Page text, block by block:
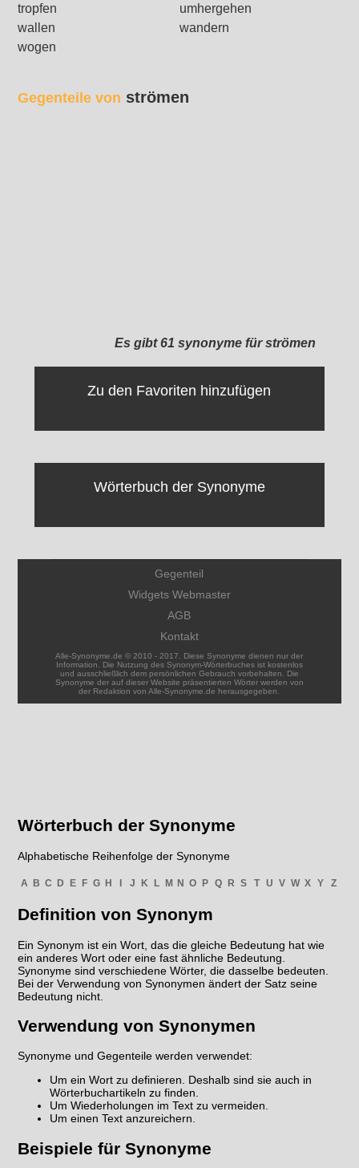
tropfen
umhergehen
wallen
wandern
wogen
Gegenteile von strömen
Es gibt 61 synonyme für strömen
Zu den Favoriten hinzufügen
Wörterbuch der Synonyme
Gegenteil
Widgets Webmaster
AGB
Kontakt
Alle-Synonyme.de © 2010 - 2017. Diese Synonyme dienen nur der
Information. Die Nutzung des Synonym-Wörterbuches ist kostenlos
und ausschließlich dem persönlichen Gebrauch vorbehalten. Die
Synonyme der auf dieser Website präsentierten Wörter werden von
der Redaktion von Alle-Synonyme.de herausgegeben.
Wörterbuch der Synonyme
Alphabetische Reihenfolge der Synonyme
A B C D E F G H I J K L M N O P Q R S T U V W X Y Z
Definition von Synonym
Ein Synonym ist ein Wort, das die gleiche Bedeutung hat wie
ein anderes Wort oder eine fast ähnliche Bedeutung.
Synonyme sind verschiedene Wörter, die dasselbe bedeuten.
Bei der Verwendung von Synonymen ändert der Satz seine
Bedeutung nicht.
Verwendung von Synonymen
Synonyme und Gegenteile werden verwendet:
Um ein Wort zu definieren. Deshalb sind sie auch in
Wörterbuchartikeln zu finden.
Um Wiederholungen im Text zu vermeiden.
Um einen Text anzureichern.
Beispiele für Synonyme